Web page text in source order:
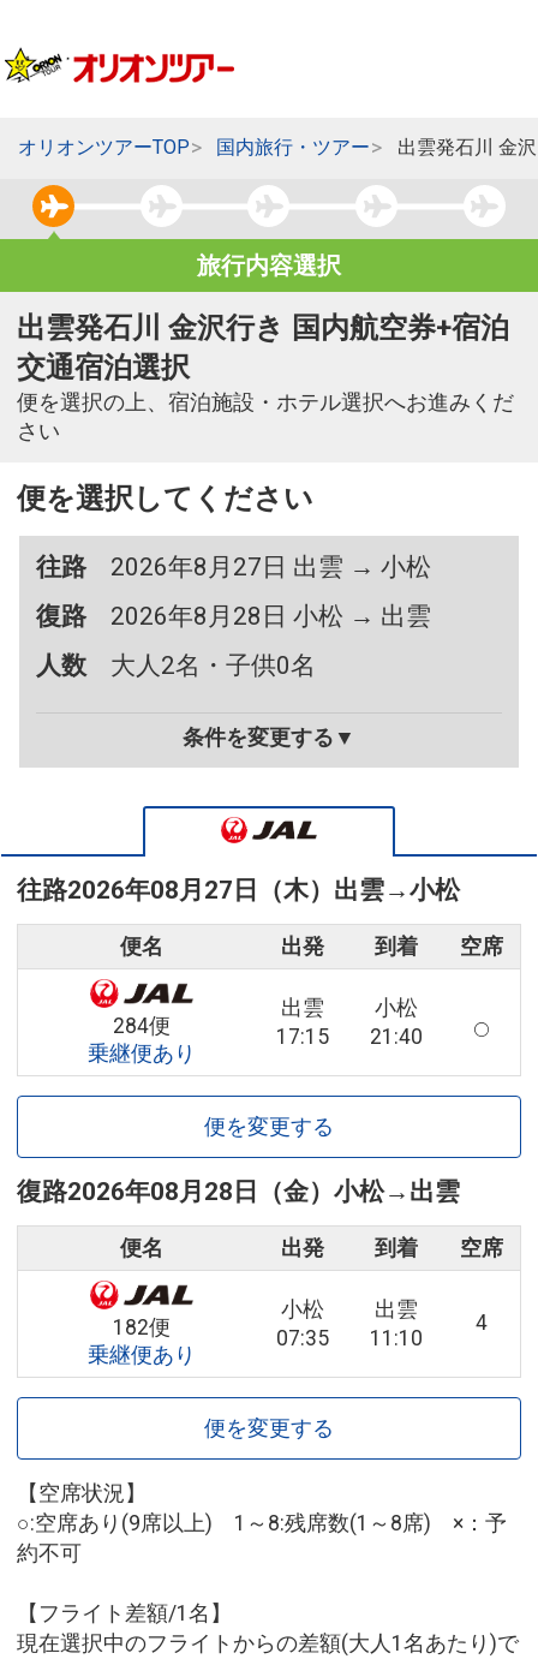
オリオンツアーTOP 国内旅行・ツアー 出雲発石川 金
旅行内容選択
出雲発石川 金沢行き 国内航空券+宿泊
交通宿泊選択
便を選択の上、宿泊施設・ホテル選択へお進みくだ
さい
便を選択してください
往路
2026年8月27日 出雲 → 小松
復路
2026年8月28日 小松 → 出雲
人数
大人2名・子供0名
条件を変更する▼
往路2026年08月27日（木） 出雲→小松
便名 出発 到着 空席
284便
乗継便あり
出雲
17:15
小松
21:40
便を変更する
復路2026年08月28日（金） 小松→ 出雲
便名 出発 到着 空席
182便
乗継便あり
小松
07:35
出雲
11:10
4
便を変更する
【空席状況】
○:空席あり(9席以上) 1～8:残席数(1～8席) ×：予
約不可
【フライト差額/1名】
現在選択中のフライトからの差額(大人1名あたり)で